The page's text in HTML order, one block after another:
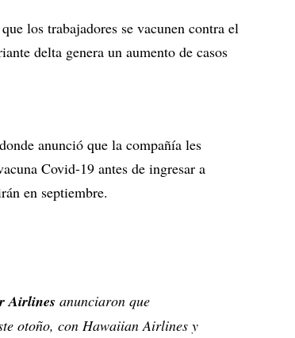
los trabajadores se vacunen contra el
delta genera un aumento de casos
anunció que la compañía les
Covid-19 antes de ingresar a
en septiembre.
Airlines anunciaron que
otoño, con Hawaiian Airlines y